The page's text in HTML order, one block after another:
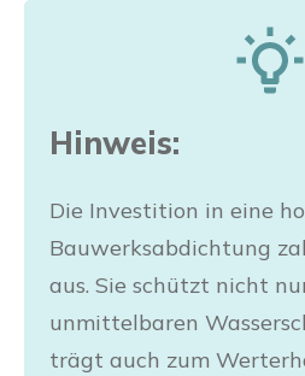
Hinweis:
Die Investition in eine
Bauwerksabdichtung
aus. Sie schützt nicht
unmittelbaren
trägt auch zum